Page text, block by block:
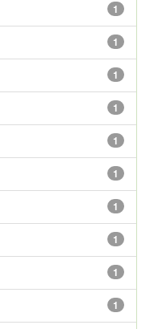
1
1
1
1
1
1
1
1
1
1